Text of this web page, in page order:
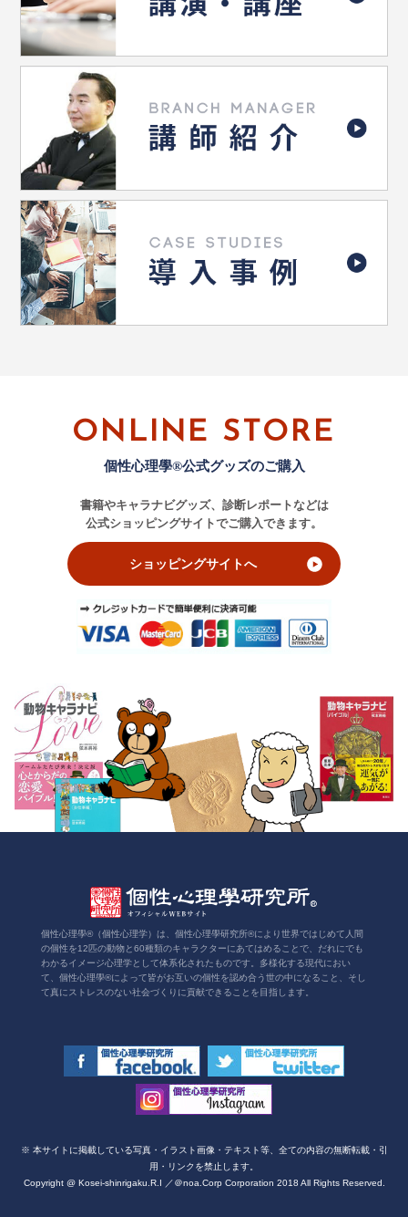
ONLINE STORE
個性心理學®公式グッズのご購入
書籍やキャラナビグッズ、診断レポートなどは
公式ショッピングサイトでご購入できます。
ショッピングサイトへ
個性心理學®（個性心理学）は、個性心理學研究所®により世界ではじめて人間
の個性を12匹の動物と60種類のキャラクターにあてはめることで、だれにでも
わかるイメージ心理学として体系化されたものです。多様化する現代におい
て、個性心理學®によって皆がお互いの個性を認め合う世の中になること、そし
て真にストレスのない社会づくりに貢献できることを目指します。
※ 本サイトに掲載している写真・イラスト画像・テキスト等、全ての内容の無断転載・引
用・リンクを禁止します。
Copyright @ Kosei-shinrigaku.R.I ／＠noa.Corp Corporation 2018 All Rights Reserved.